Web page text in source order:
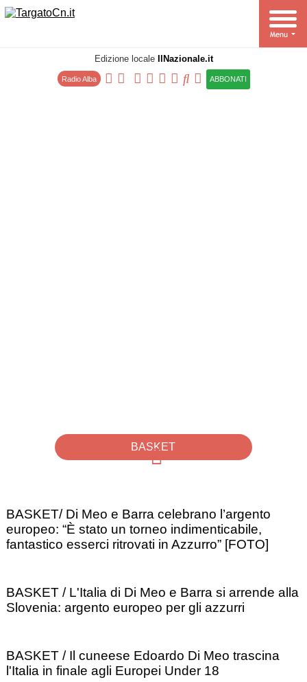
Edizione locale IlNazionale.it
Radio Alba ABBONATI
BASKET
BASKET/ Di Meo e Barra celebrano l’argento
europeo: “È stato un torneo indimenticabile,
fantastico esserci ritrovati in Azzurro” [FOTO]
BASKET / L'Italia di Di Meo e Barra si arrende alla
Slovenia: argento europeo per gli azzurri
BASKET / Il cuneese Edoardo Di Meo trascina
l'Italia in finale agli Europei Under 18